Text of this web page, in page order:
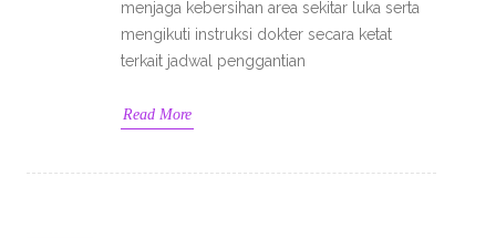
menjaga kebersihan area sekitar luka serta
mengikuti instruksi dokter secara ketat
terkait jadwal penggantian
Read More